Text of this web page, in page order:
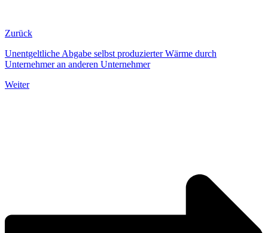
Zurück
Unentgeltliche Abgabe selbst produzierter Wärme durch
Unternehmer an anderen Unternehmer
Weiter